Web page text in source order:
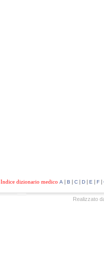
Indice dizionario medico A | B | C| D| E | F|
Realizzato